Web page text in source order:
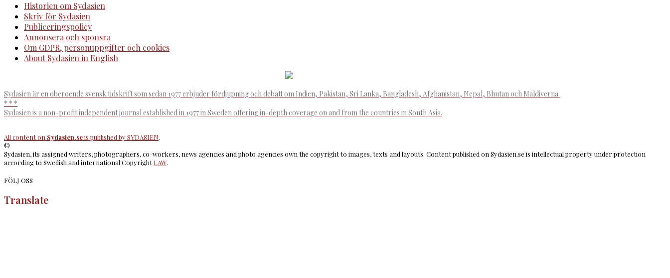
Historien om Sydasien
Skriv för Sydasien
Publiceringspolicy
Annonsera och sponsra
Om GDPR, personuppgifter och cookies
About Sydasien in English
Sydasien är en oberoende svensk tidskrift som sedan 1977 erbjuder fördjupning och debatt om Indien, Pakistan, Sri Lanka, Bangladesh, Afghanistan, Nepal, Bhutan och Maldiverna.
* * *
Sydasien is a non-profit independent journal established in 1977 in Sweden offering in-depth coverage on and from the countries in South Asia.
All content on Sydasien.seis published bySYDASIEN.
©
Sydasien, its assigned writers, photographers, co-workers, news agencies and photo agencies own the copyright to images, texts and layouts. Content published on Sydasien.se is intellectual property under protection
according to Swedish and international CopyrightLAW.
FÖLJ OSS
Translate